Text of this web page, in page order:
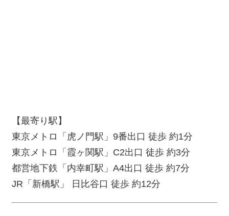
【最寄り駅】
東京メトロ「虎ノ門駅」 9番出口 徒歩 約1分
東京メトロ「霞ヶ関駅」 C2出口 徒歩 約3分
都営地下鉄「内幸町駅」 A4出口 徒歩 約7分
JR 「新橋駅」 日比谷口 徒歩 約12分